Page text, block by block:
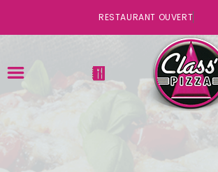
RESTAURANT OUVERT
ACCUEIL